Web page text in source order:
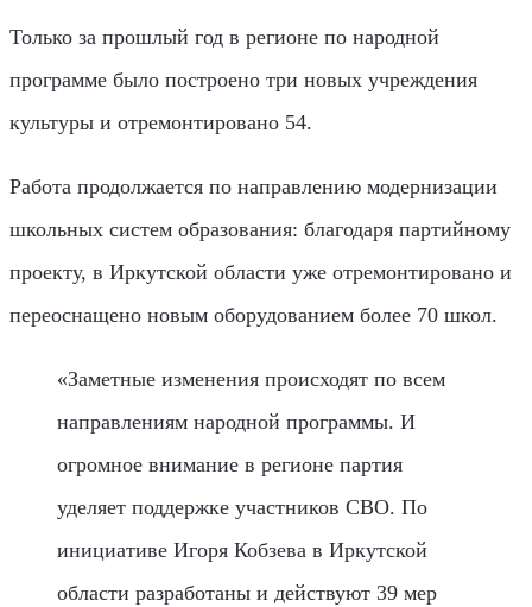
Только за прошлый год в регионе по народной
программе было построено три новых учреждения
культуры и отремонтировано 54.
Работа продолжается по направлению модернизации
школьных систем образования: благодаря партийному
проекту, в Иркутской области уже отремонтировано и
переоснащено новым оборудованием более 70 школ.
«Заметные изменения происходят по всем
направлениям народной программы. И
огромное внимание в регионе партия
уделяет поддержке участников СВО. По
инициативе Игоря Кобзева в Иркутской
области разработаны и действуют 39 мер